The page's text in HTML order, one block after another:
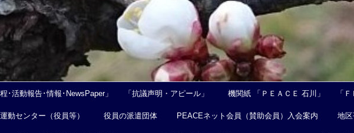
･活動報告･情報･NewsPaper」 「抗議声明・アピール」 機関紙 「ＰＥＡＣＥ 石川」 「
動センター（役員等） 役員の派遣団体 PEACEネット会員（賛助会員）入会案内 地区